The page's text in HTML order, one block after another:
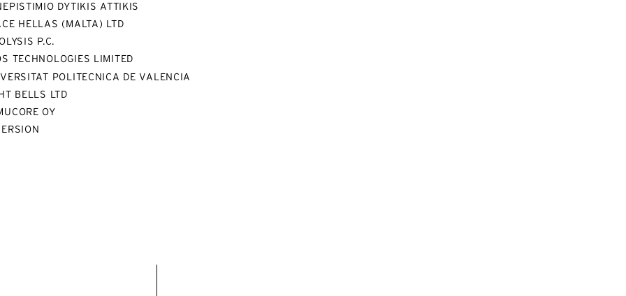
DYTIKIS ATTIKIS
HELLAS (MALTA) LTD
P.C.
TECHNOLOGIES LIMITED
POLITECNICA DE VALENCIA
BELLS LTD
OY